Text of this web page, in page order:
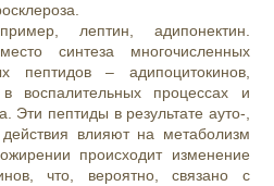
лептин, адипонектин.
синтеза многочисленных
пептидов – адипоцитокинов,
воспалительных процессах и
Эти пептиды в результате ауто-,
влияют на метаболизм
происходит изменение
что, вероятно, связано с